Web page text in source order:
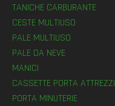
TANICHE CARBURANTE
CESTE MULTIUSO
PALE MULTIUSO
PALE DA NEVE
MANICI
CASSETTE PORTA ATTREZZI
PORTA MINUTERIE